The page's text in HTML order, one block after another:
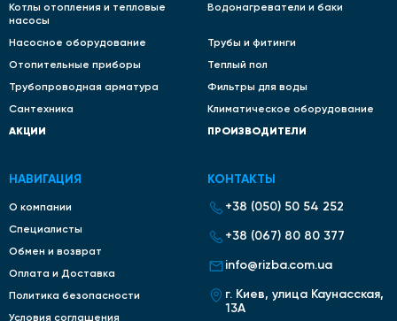
Котлы отопления и тепловые
насосы
Водонагреватели и баки
Насосное оборудование
Трубы и фитинги
Отопительные приборы
Теплый пол
Трубопроводная арматура
Фильтры для воды
Сантехника
Климатическое оборудование
АКЦИИ ПРОИЗВОДИТЕЛИ
НАВИГАЦИЯ
О компании
Специалисты
Обмен и возврат
Оплата и Доставка
Политика безопасности
Условия соглашения
КОНТАКТЫ
+38 (050) 50 54 252
+38 (067) 80 80 377
info@rizba.com.ua
г. Киев, улица Каунасская,
13А